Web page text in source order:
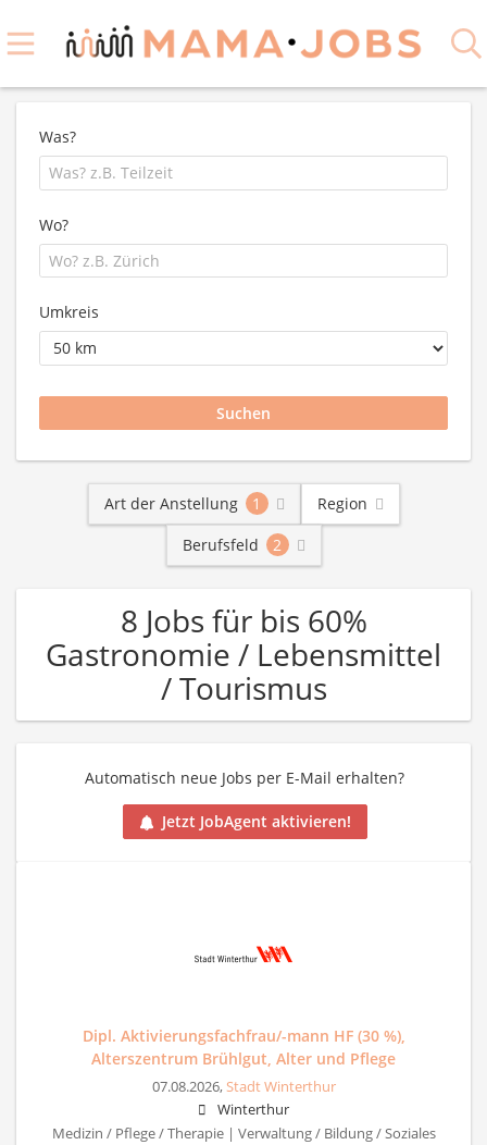
Was?
Wo?
Umkreis
Art der Anstellung 1
Region
Berufsfeld
2
8 Jobs für bis 60%
Gastronomie / Lebensmittel
/ Tourismus
Automatisch neue Jobs per E-Mail erhalten?
Jetzt JobAgent aktivieren!
Dipl. Aktivierungsfachfrau/-mann HF (30 %),
Alterszentrum Brühlgut, Alter und Pflege
07.08.2026,Stadt Winterthur
Winterthur
Medizin / Pflege / Therapie | Verwaltung / Bildung / Soziales